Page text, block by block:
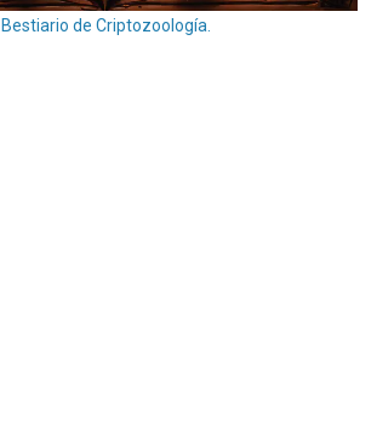
Bestiario de Criptozoología.